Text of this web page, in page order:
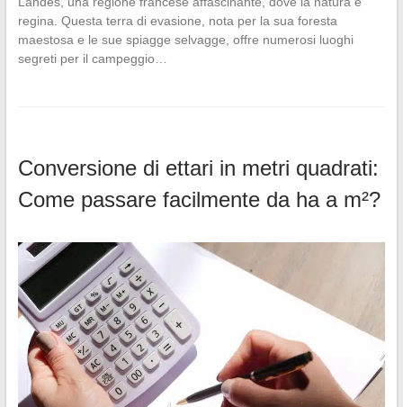
regina. Questa terra di evasione, nota per la sua foresta
maestosa e le sue spiagge selvagge, offre numerosi luoghi
segreti per il campeggio…
Conversione di ettari in metri quadrati:
Come passare facilmente da ha a m²?